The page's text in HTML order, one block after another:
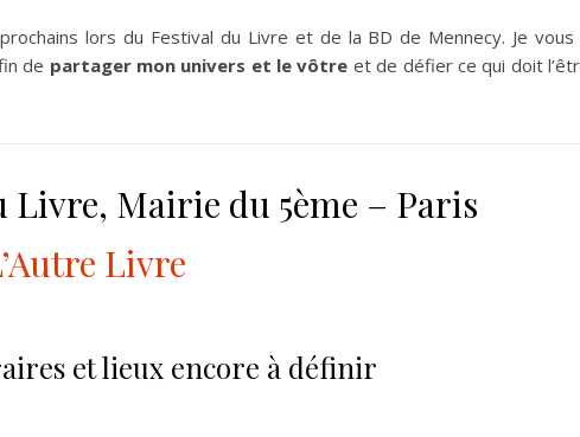
lors du Festival du Livre et de la BD de Mennecy. Je vous
de partager mon univers et le vôtre et de défier ce qui doit
Livre, Mairie du 5ème – Paris
Livre
et lieux encore à définir